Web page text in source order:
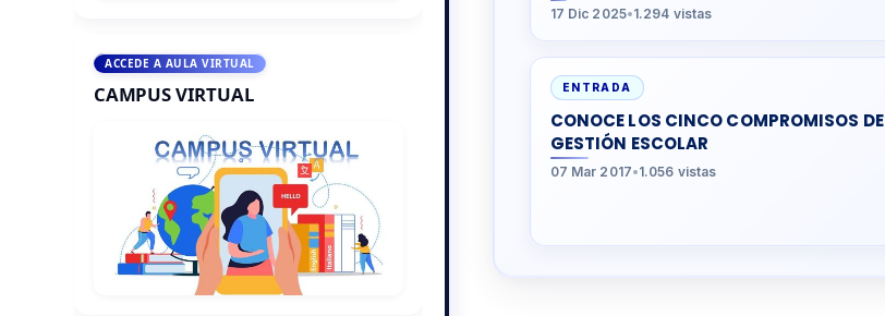
ACCEDE A AULA VIRTUAL
CAMPUS VIRTUAL
17 Dic 2025•1.294 vistas
ENTRADA
CONOCE LOS CINCO COMPROMISOS DE
GESTIÓN ESCOLAR
07 Mar 2017•1.056 vistas